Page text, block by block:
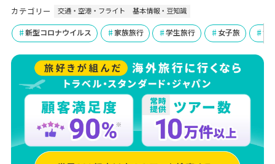
カテゴリー 交通・空港・フライト 基本情報・豆知識
新型コロナウイルス 家族旅行 学生旅行 女子旅 世